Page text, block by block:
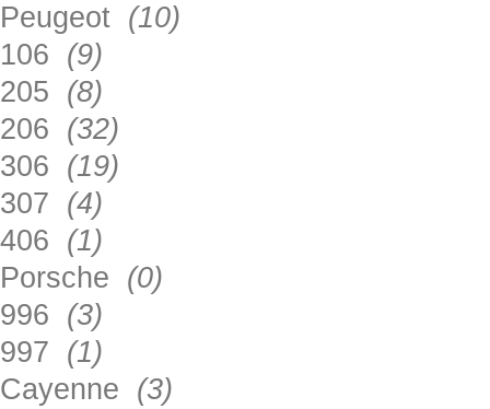
Peugeot (10)
106 (9)
205 (8)
206 (32)
306 (19)
307 (4)
406 (1)
Porsche (0)
996 (3)
997 (1)
Cayenne (3)